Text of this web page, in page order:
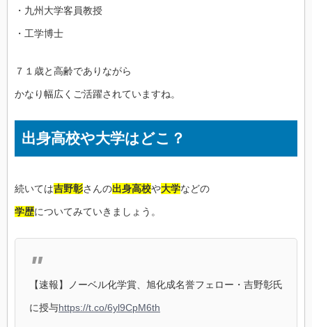
・九州大学客員教授
・工学博士
７１歳と高齢でありながら
かなり幅広くご活躍されていますね。
出身高校や大学はどこ？
続いては吉野彰さんの出身高校や大学などの
学歴についてみていきましょう。
【速報】ノーベル化学賞、旭化成名誉フェロー・吉野彰氏
に授与https://t.co/6yl9CpM6th